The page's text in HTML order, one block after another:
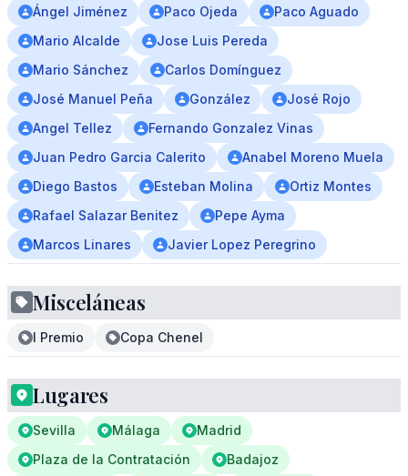
Ángel Jiménez
Paco Ojeda
Paco Aguado
Mario Alcalde
Jose Luis Pereda
Mario Sánchez
Carlos Domínguez
José Manuel Peña
González
José Rojo
Angel Tellez
Fernando Gonzalez Vinas
Juan Pedro Garcia Calerito
Anabel Moreno Muela
Diego Bastos
Esteban Molina
Ortiz Montes
Rafael Salazar Benitez
Pepe Ayma
Marcos Linares
Javier Lopez Peregrino
Misceláneas
I Premio Copa Chenel
Lugares
Sevilla Málaga
Madrid
Plaza de la Contratación
Badajoz